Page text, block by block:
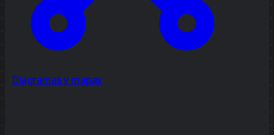
Diagramas y mapas